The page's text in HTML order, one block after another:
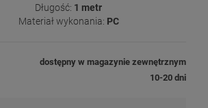
Długość: 1 metr
Materiał wykonania: PC
dostępny w magazynie zewnętrznym
10-20 dni